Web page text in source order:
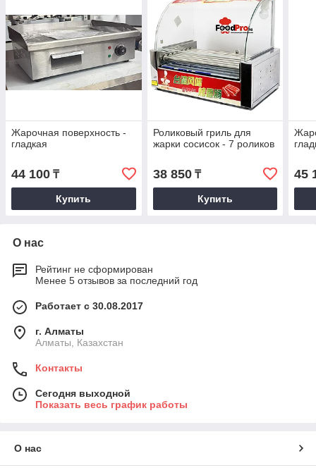
Жарочная поверхность -
гладкая
44 100 ₸
Купить
Роликовый гриль для
жарки сосисок - 7 роликов
38 850₸
Купить
45
О нас
Рейтинг не сформирован
Менее 5 отзывов за последний год
Работает с 30.08.2017
г. Алматы
Алматы, Казахстан
Контакты
Сегодня выходной
Показать весь график работы
О нас